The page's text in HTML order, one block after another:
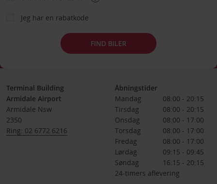
Jeg har en rabatkode
FIND BILER
Terminal Building
Armidale Airport
Armidale Nsw
2350
Ring: 02 6772 6216
Åbningstider
Mandag
08:00 - 20:15
Tirsdag
08:00 - 20:15
Onsdag
08:00 - 17:00
Torsdag
08:00 - 17:00
Fredag
08:00 - 17:00
Lørdag
09:15 - 09:45
Søndag
16:15 - 20:15
24-timers aflevering